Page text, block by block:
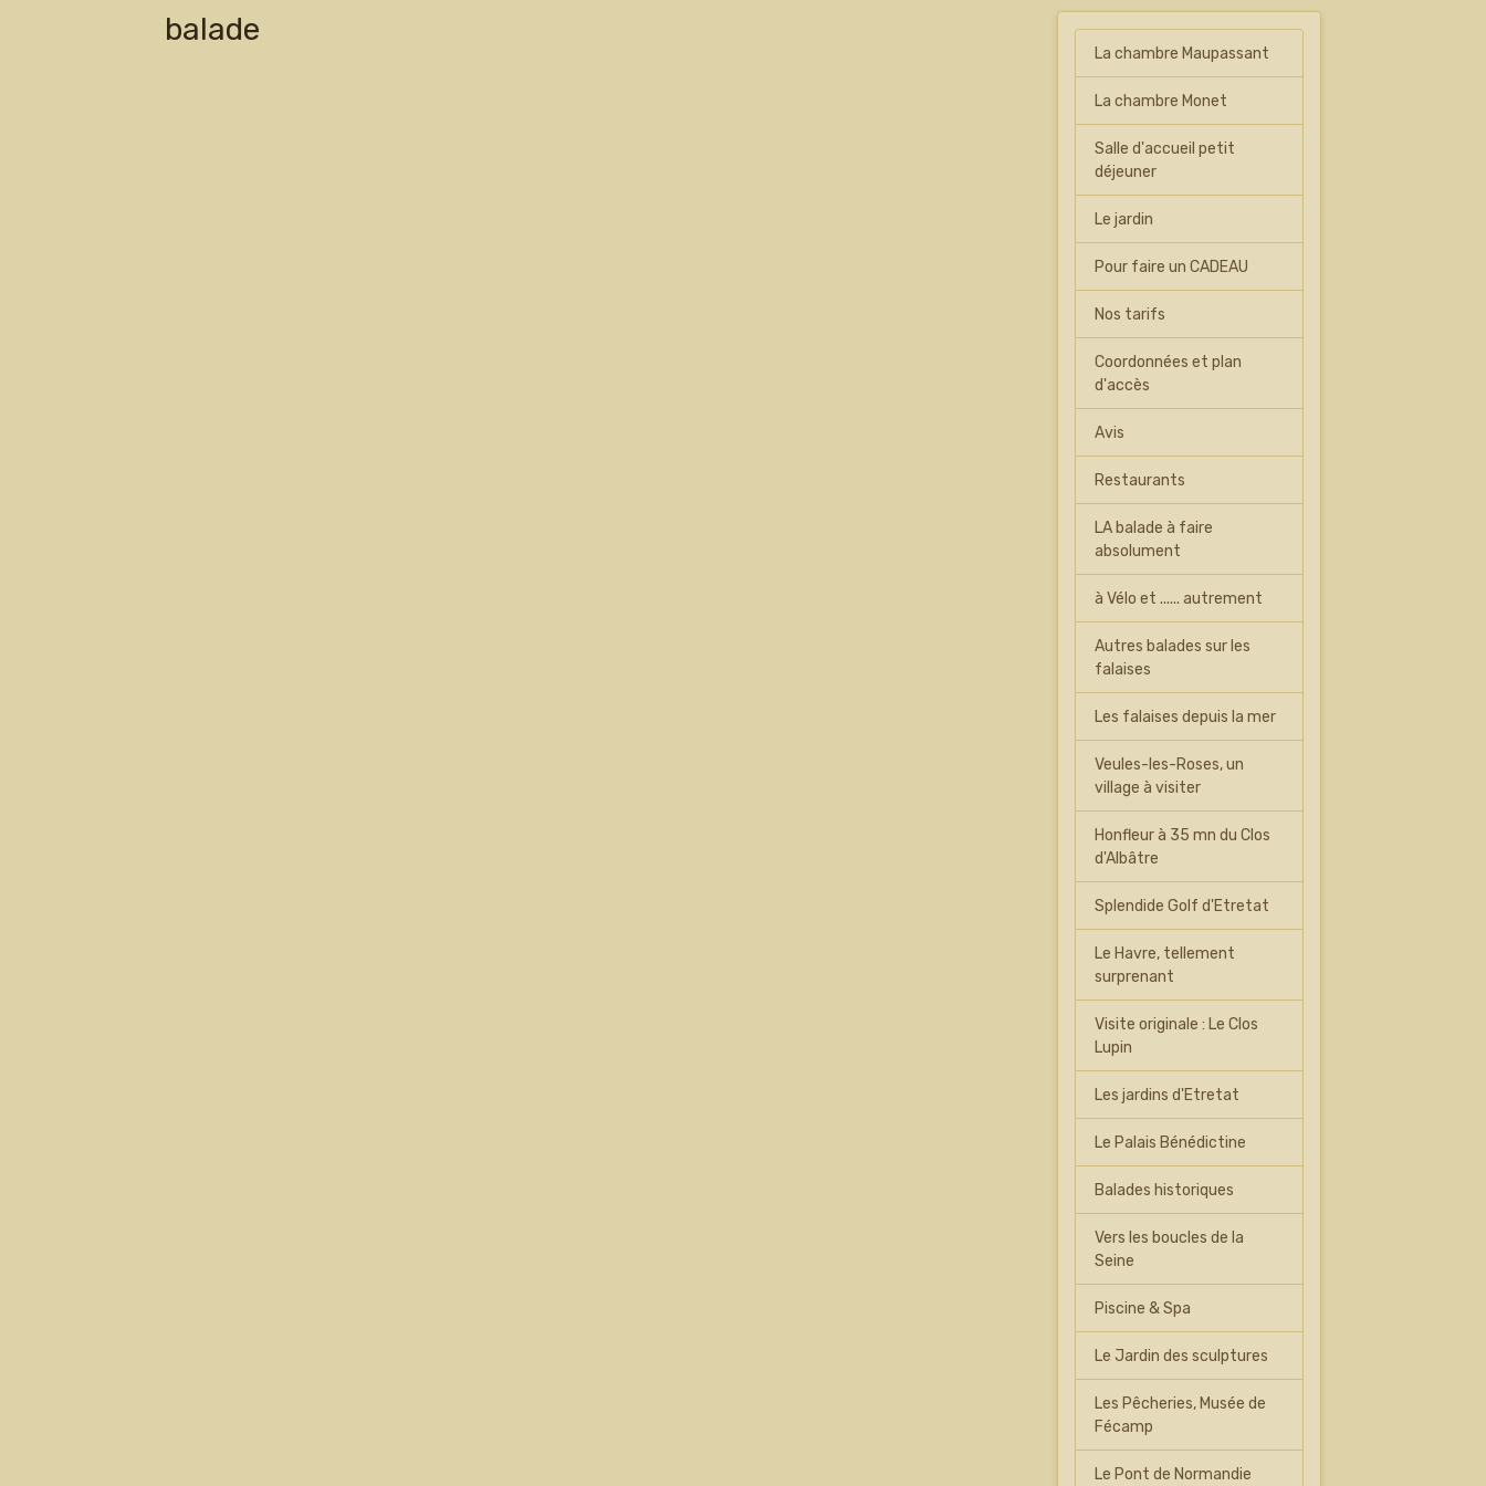
balade
La chambre Maupassant
La chambre Monet
Salle d'accueil petit
déjeuner
Le jardin
Pour faire un CADEAU
Nos tarifs
Coordonnées et plan
d'accès
Avis
Restaurants
LA balade à faire
absolument
à Vélo et ...... autrement
Autres balades sur les
falaises
Les falaises depuis la mer
Veules-les-Roses, un
village à visiter
Honfleur à 35 mn du Clos
d'Albâtre
Splendide Golf d'Etretat
Le Havre, tellement
surprenant
Visite originale : Le Clos
Lupin
Les jardins d'Etretat
Le Palais Bénédictine
Balades historiques
Vers les boucles de la
Seine
Piscine & Spa
Le Jardin des sculptures
Les Pêcheries, Musée de
Fécamp
Le Pont de Normandie